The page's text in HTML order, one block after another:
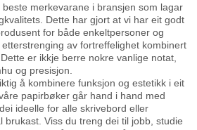
merkevarane i bransjen som lagar
Dette har gjort at vi har eit godt
for både enkeltpersoner og
av fortreffelighet kombinert
er ikkje berre nokre vanlige notat,
og presisjon.
å kombinere funksjon og estetikk i eit
papirbøker går hand i hand med
ideelle for alle skrivebord eller
brukast. Viss du treng dei til jobb, studie